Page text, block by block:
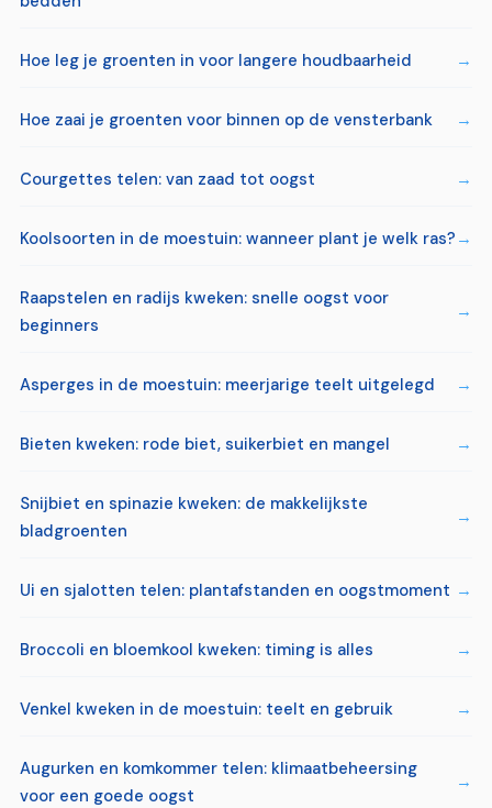
Hoe leg je groenten in voor langere houdbaarheid
Hoe zaai je groenten voor binnen op de vensterbank
Courgettes telen: van zaad tot oogst
Koolsoorten in de moestuin: wanneer plant je welk ras?
Raapstelen en radijs kweken: snelle oogst voor
beginners
Asperges in de moestuin: meerjarige teelt uitgelegd
Bieten kweken: rode biet, suikerbiet en mangel
Snijbiet en spinazie kweken: de makkelijkste
bladgroenten
Ui en sjalotten telen: plantafstanden en oogstmoment
Broccoli en bloemkool kweken: timing is alles
Venkel kweken in de moestuin: teelt en gebruik
Augurken en komkommer telen: klimaatbeheersing
voor een goede oogst